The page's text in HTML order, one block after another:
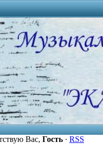
Вас, Гость · RSS